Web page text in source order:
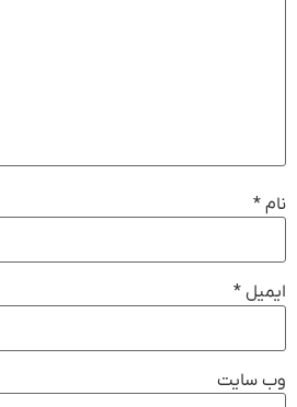
نام *
ایمیل *
وب‌ سایت